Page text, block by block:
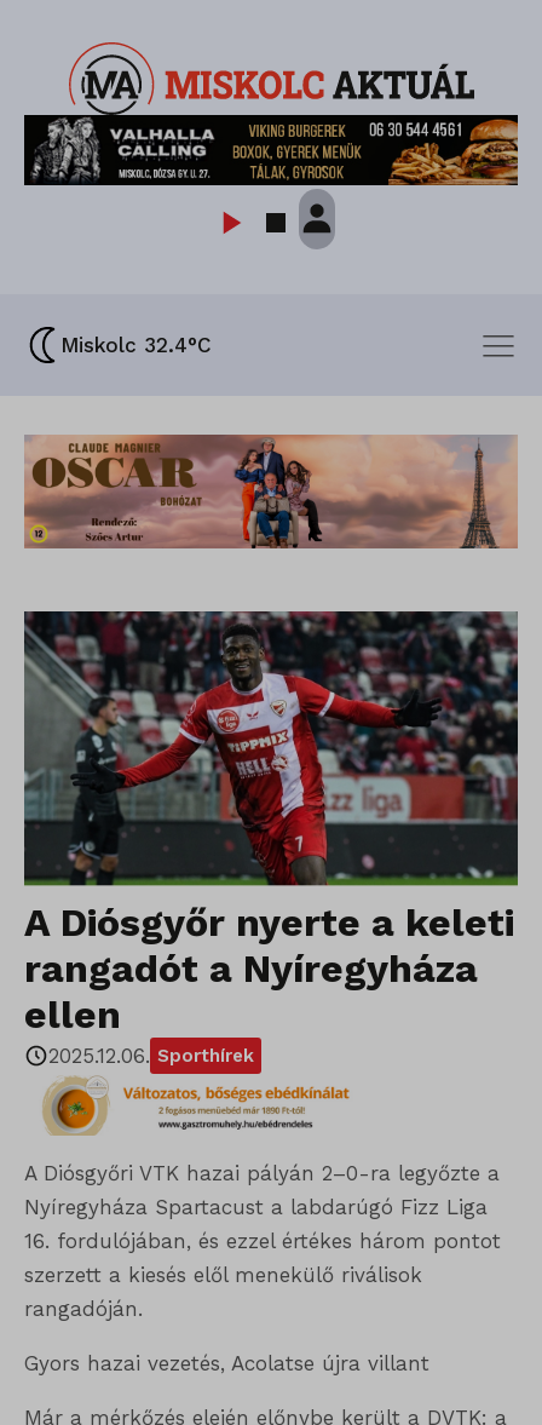
Miskolc 32.4°C
A Diósgyőr nyerte a keleti
rangadót a Nyíregyháza
ellen
2025.12.06. Sporthírek
A Diósgyőri VTK hazai pályán 2–0-ra legyőzte a
Nyíregyháza Spartacust a labdarúgó Fizz Liga
16. fordulójában, és ezzel értékes három pontot
szerzett a kiesés elől menekülő riválisok
rangadóján.
Gyors hazai vezetés, Acolatse újra villant
Már a mérkőzés elején előnybe került a DVTK: a